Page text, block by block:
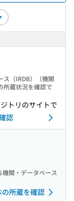
ス（IRDB）（機関
所蔵状況を確認で
トリのサイトで
認
関・データベース
の所蔵を確認